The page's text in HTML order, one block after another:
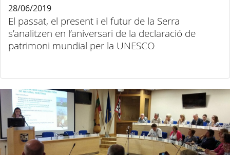
El passat, el present i el futur de la Serra
s’analitzen en l’aniversari de la declaració de
patrimoni mundial per la UNESCO
28/06/2019